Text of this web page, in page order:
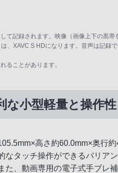
て記録されます。映像（画像上下の黒
、XAVC S HDになります。音声は記
ることがあります。
な小型軽量と操作
高さ約60.0mm×奥行
なタッチ操作ができるバリア
た、動画専用の電子式手ブレ